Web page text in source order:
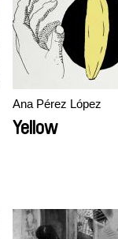
Ana Pérez López
Yellow